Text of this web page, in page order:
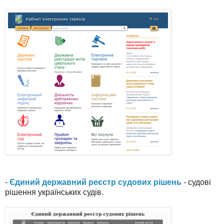
- Єдиний державний реєстр судових рішень - судові
рішення українських судів.